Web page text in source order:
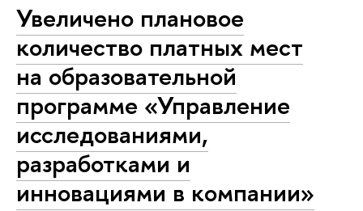
Увеличено плановое
количество платных мест
на образовательной
программе «Управление
исследованиями,
разработками и
инновациями в компании»